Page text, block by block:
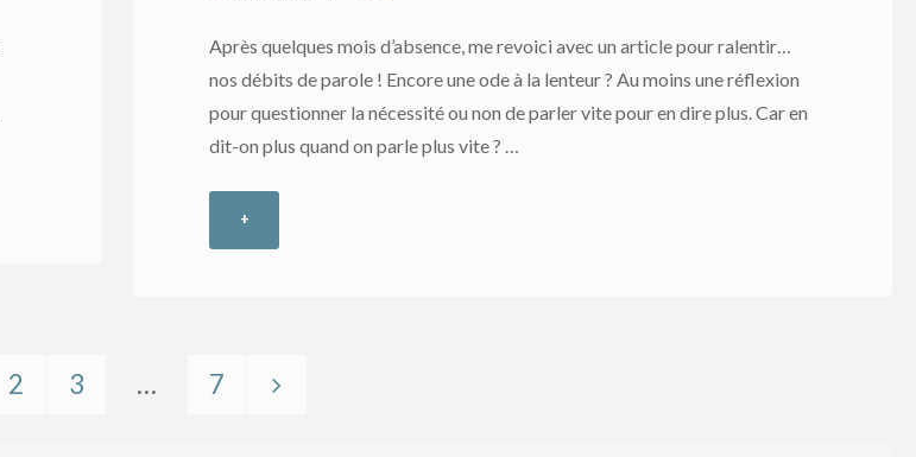
Après quelques mois d’absence, me revoici avec un article pour ralentir…
nos débits de parole ! Encore une ode à la lenteur ? Au moins une réflexion
pour questionner la nécessité ou non de parler vite pour en dire plus. Car en
dit-on plus quand on parle plus vite ? …
+"Et
ralentissions
2 3 … 7